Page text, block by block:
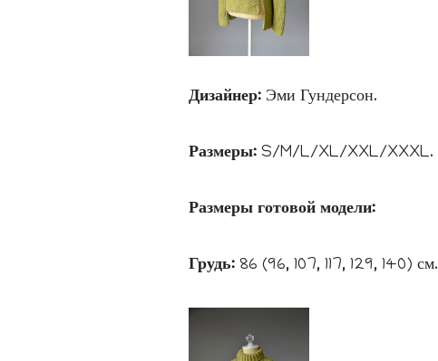
Дизайнер: Эми Гундерсон.
Размеры: S/M/L/XL/XXL/XXXL.
Размеры готовой модели:
Грудь: 86 (96, 107, 117, 129, 140) см.